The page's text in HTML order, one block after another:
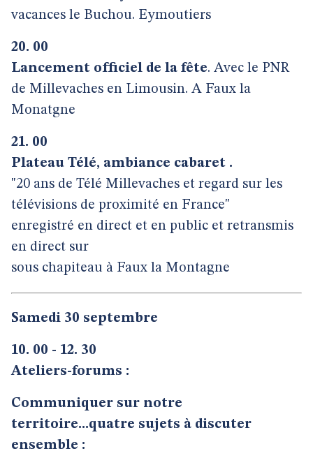
vacances le Buchou. Eymoutiers
20. 00
Lancement officiel de la fête. Avec le PNR
de Millevaches en Limousin. A Faux la
Monatgne
21. 00
Plateau Télé, ambiance cabaret .
"20 ans de Télé Millevaches et regard sur les
télévisions de proximité en France"
enregistré en direct et en public et retransmis
en direct sur
sous chapiteau à Faux la Montagne
Samedi 30 septembre
10. 00 - 12. 30
Ateliers-forums :
Communiquer sur notre
territoire...quatre sujets à discuter
ensemble :